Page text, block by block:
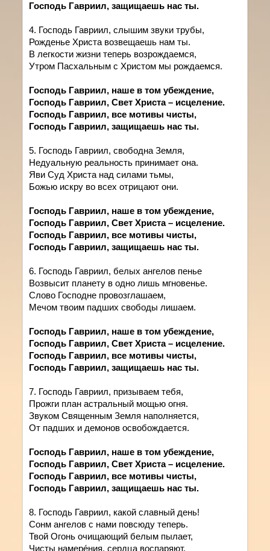
Господь Гавриил, защищаешь нас ты.
4. Господь Гавриил, слышим звуки трубы,
Рожденье Христа возвещаешь нам ты.
В легкости жизни теперь возрождаемся,
Утром Пасхальным с Христом мы рождаемся.
Господь Гавриил, наше в том убеждение,
Господь Гавриил, Свет Христа – исцеление.
Господь Гавриил, все мотивы чисты,
Господь Гавриил, защищаешь нас ты.
5. Господь Гавриил, свободна Земля,
Недуальную реальность принимает она.
Яви Суд Христа над силами тьмы,
Божью искру во всех отрицают они.
Господь Гавриил, наше в том убеждение,
Господь Гавриил, Свет Христа – исцеление.
Господь Гавриил, все мотивы чисты,
Господь Гавриил, защищаешь нас ты.
6. Господь Гавриил, белых ангелов пенье
Возвысит планету в одно лишь мгновенье.
Слово Господне провозглашаем,
Мечом твоим падших свободы лишаем.
Господь Гавриил, наше в том убеждение,
Господь Гавриил, Свет Христа – исцеление.
Господь Гавриил, все мотивы чисты,
Господь Гавриил, защищаешь нас ты.
7. Господь Гавриил, призываем тебя,
Прожги план астральный мощью огня.
Звуком Священным Земля наполняется,
От падших и демонов освобождается.
Господь Гавриил, наше в том убеждение,
Господь Гавриил, Свет Христа – исцеление.
Господь Гавриил, все мотивы чисты,
Господь Гавриил, защищаешь нас ты.
8. Господь Гавриил, какой славный день!
Сонм ангелов с нами повсюду теперь.
Твой Огонь очищающий белым пылает,
Чисты намере́ния, сердца воспаряют.